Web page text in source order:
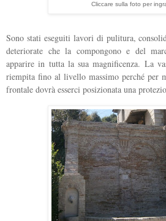
Cliccare sulla foto per
Sono stati eseguiti lavori di pulitura,
deteriorate che la compongono e del
apparire in tutta la sua magnificenza. La
riempita fino al livello massimo perché per
frontale dovrà esserci posizionata una